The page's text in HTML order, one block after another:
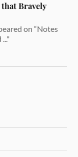
Bravely
on “Notes